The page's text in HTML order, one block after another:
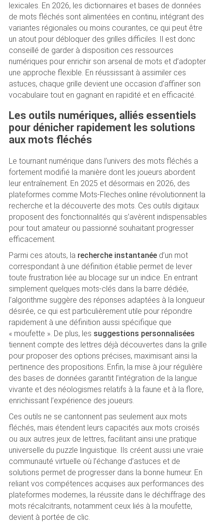
lexicales. En 2026, les dictionnaires et bases de données
de mots fléchés sont alimentées en continu, intégrant des
variantes régionales ou moins courantes, ce qui peut être
un atout pour débloquer des grilles difficiles. Il est donc
conseillé de garder à disposition ces ressources
numériques pour enrichir son arsenal de mots et d’adopter
une approche flexible. En réussissant à assimiler ces
astuces, chaque grille devient une occasion d’affiner son
vocabulaire tout en gagnant en rapidité et en efficacité.
Les outils numériques, alliés essentiels
pour dénicher rapidement les solutions
aux mots fléchés
Le tournant numérique dans l’univers des mots fléchés a
fortement modifié la manière dont les joueurs abordent
leur entraînement. En 2025 et désormais en 2026, des
plateformes comme Mots-Fleches.online révolutionnent la
recherche et la découverte des mots. Ces outils digitaux
proposent des fonctionnalités qui s’avèrent indispensables
pour tout amateur ou passionné souhaitant progresser
efficacement.
Parmi ces atouts, la recherche instantanéed’un mot
correspondant à une définition établie permet de lever
toute frustration liée au blocage sur un indice. En entrant
simplement quelques mots-clés dans la barre dédiée,
l’algorithme suggère des réponses adaptées à la longueur
désirée, ce qui est particulièrement utile pour répondre
rapidement à une définition aussi spécifique que
« moufette ». De plus, les suggestions personnalisées
tiennent compte des lettres déjà découvertes dans la grille
pour proposer des options précises, maximisant ainsi la
pertinence des propositions. Enfin, la mise à jour régulière
des bases de données garantit l’intégration de la langue
vivante et des néologismes relatifs à la faune et à la flore,
enrichissant l’expérience des joueurs.
Ces outils ne se cantonnent pas seulement aux mots
fléchés, mais étendent leurs capacités aux mots croisés
ou aux autres jeux de lettres, facilitant ainsi une pratique
universelle du puzzle linguistique. Ils créent aussi une vraie
communauté virtuelle où l’échange d’astuces et de
solutions permet de progresser dans la bonne humeur. En
reliant vos compétences acquises aux performances des
plateformes modernes, la réussite dans le déchiffrage des
mots récalcitrants, notamment ceux liés à la moufette,
devient à portée de clic.